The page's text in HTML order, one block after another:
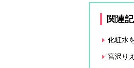
関連
化粧水
宮沢り